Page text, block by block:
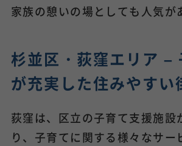
家族の憩いの場としても人気が
杉並区・荻窪エリア –
が充実した住みやすい
荻窪は、区立の子育て支援施設
り、子育てに関する様々なサー